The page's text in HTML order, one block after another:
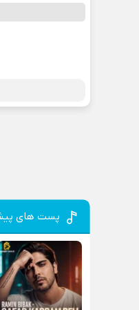
پست های